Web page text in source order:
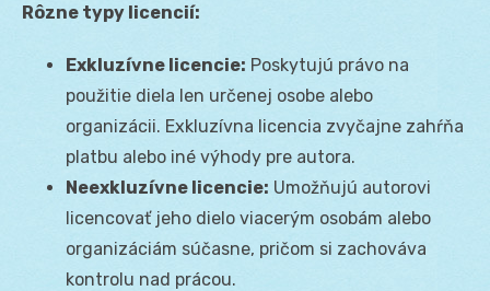
Rôzne typy licencií:
Exkluzívne licencie: Poskytujú právo na
použitie diela len určenej osobe alebo
organizácii. Exkluzívna licencia zvyčajne zahŕňa
platbu alebo iné výhody pre autora.
Neexkluzívne licencie: Umožňujú autorovi
licencovať jeho dielo viacerým osobám alebo
organizáciám súčasne, pričom si zachováva
kontrolu nad prácou.